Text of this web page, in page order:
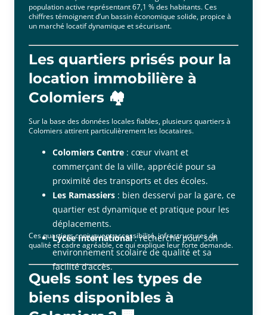
population active représentant 67,1 % des habitants. Ces
chiffres témoignent d’un bassin économique solide, propice à
un marché locatif dynamique et sécurisant.
Les quartiers prisés pour la
location immobilière à
Colomiers 🏘️
Sur la base des données locales fiables, plusieurs quartiers à
Colomiers attirent particulièrement les locataires.
Colomiers Centre : cœur vivant et
commerçant de la ville, apprécié pour sa
proximité des transports et des écoles.
Les Ramassiers : bien desservi par la gare, ce
quartier est dynamique et pratique pour les
déplacements.
Lycée International: recherché pour son
environnement scolaire de qualité et sa
facilité d’accès.
Ces quartiers conjuguent accessibilité, infrastructures de
qualité et cadre agréable, ce qui explique leur forte demande.
Quels sont les types de
biens disponibles à